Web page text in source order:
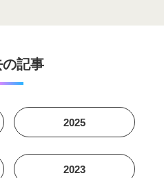
記事
2025
2023